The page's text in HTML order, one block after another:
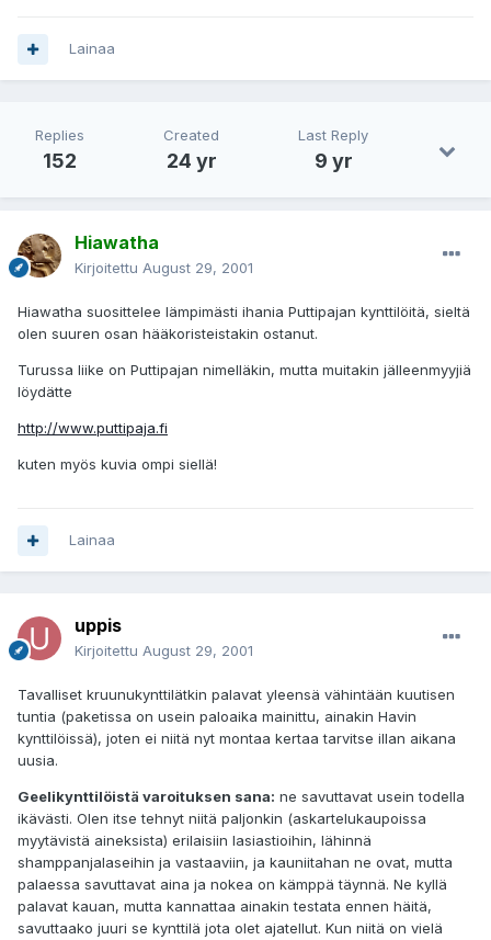
Lainaa
Replies
152
Created
24 yr
Last Reply
9 yr
Hiawatha
Kirjoitettu August 29, 2001
Hiawatha suosittelee lämpimästi ihania Puttipajan kynttilöitä, sieltä
olen suuren osan hääkoristeistakin ostanut.
Turussa liike on Puttipajan nimelläkin, mutta muitakin jälleenmyyjiä
löydätte
http://www.puttipaja.fi
kuten myös kuvia ompi siellä!
Lainaa
uppis
Kirjoitettu August 29, 2001
Tavalliset kruunukynttilätkin palavat yleensä vähintään kuutisen
tuntia (paketissa on usein paloaika mainittu, ainakin Havin
kynttilöissä), joten ei niitä nyt montaa kertaa tarvitse illan aikana
uusia.
Geelikynttilöistä varoituksen sana: ne savuttavat usein todella
ikävästi. Olen itse tehnyt niitä paljonkin (askartelukaupoissa
myytävistä aineksista) erilaisiin lasiastioihin, lähinnä
shamppanjalaseihin ja vastaaviin, ja kauniitahan ne ovat, mutta
palaessa savuttavat aina ja nokea on kämppä täynnä. Ne kyllä
palavat kauan, mutta kannattaa ainakin testata ennen häitä,
savuttaako juuri se kynttilä jota olet ajatellut. Kun niitä on vielä